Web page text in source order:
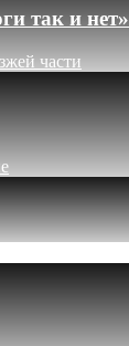
так и нет»
части